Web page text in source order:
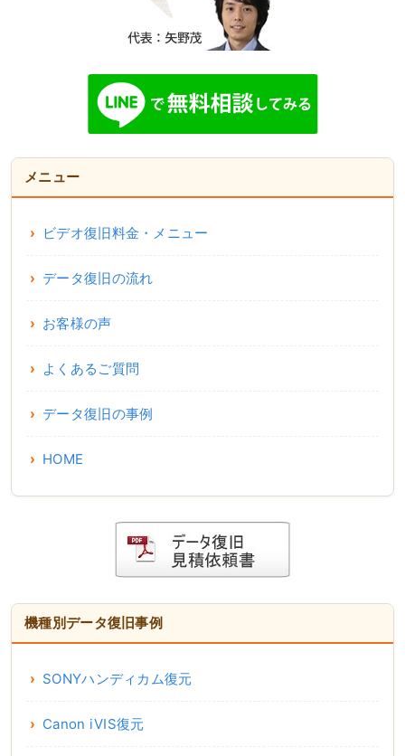
メニュー
ビデオ復旧料金・メニュー
データ復旧の流れ
お客様の声
よくあるご質問
データ復旧の事例
HOME
機種別データ復旧事例
SONYハンディカム復元
Canon iVIS復元